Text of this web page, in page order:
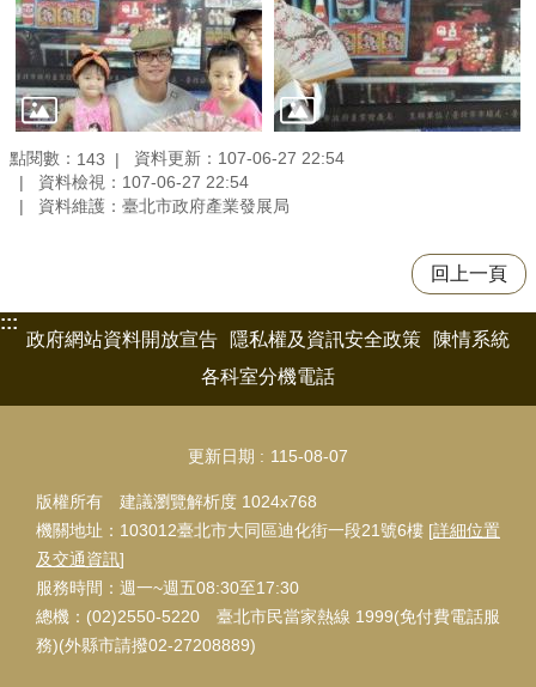
點閱數： 143
資料更新：107-06-27 22:54
資料檢視：107-06-27 22:54
資料維護：臺北市政府產業發展局
回上一頁
:::
政府網站資料開放宣告
隱私權及資訊安全政策
陳情系統
各科室分機電話
更新日期 115-08-07
版權所有 建議瀏覽解析度 1024x768
機關地址：103012臺北市大同區迪化街一段21號6樓 [詳細位置
及交通資訊]
服務時間：週一~週五08:30至17:30
總機：(02)2550-5220 臺北市民當家熱線 1999(免付費電話服
務)(外縣市請撥02-27208889)